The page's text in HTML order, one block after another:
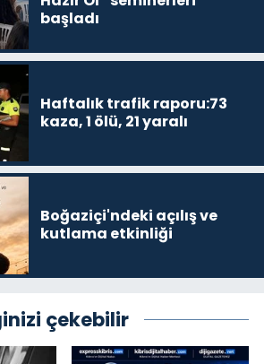
başladı
Haftalık trafik raporu:73
kaza, 1 ölü, 21 yaralı
Boğaziçi'ndeki açılış ve
kutlama etkinliği
çekebilir